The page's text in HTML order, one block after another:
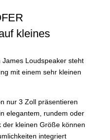
kleines
James Loudspeaker steht
mit einem sehr kleinen
nur 3 Zoll präsentieren
elegantem, rundem oder
der kleinen Größe können
integriert